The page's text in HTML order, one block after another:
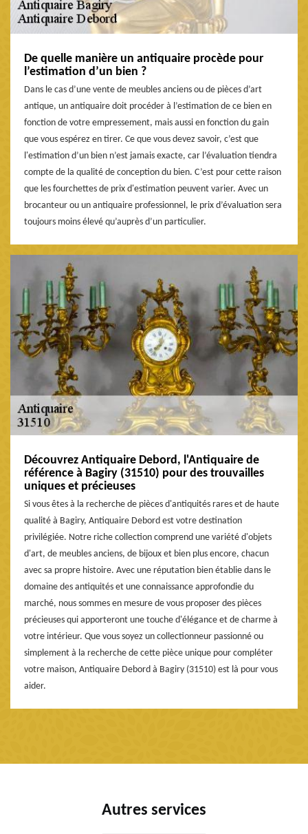
De quelle manière un antiquaire procède pour
l’estimation d’un bien ?
Dans le cas d’une vente de meubles anciens ou de pièces d’art
antique, un antiquaire doit procéder à l’estimation de ce bien en
fonction de votre empressement, mais aussi en fonction du gain
que vous espérez en tirer. Ce que vous devez savoir, c’est que
l'estimation d’un bien n’est jamais exacte, car l’évaluation tiendra
compte de la qualité de conception du bien. C’est pour cette raison
que les fourchettes de prix d'estimation peuvent varier. Avec un
brocanteur ou un antiquaire professionnel, le prix d’évaluation sera
toujours moins élevé qu’auprès d’un particulier.
Découvrez Antiquaire Debord, l'Antiquaire de
référence à Bagiry (31510) pour des trouvailles
uniques et précieuses
Si vous êtes à la recherche de pièces d'antiquités rares et de haute
qualité à Bagiry, Antiquaire Debord est votre destination
privilégiée. Notre riche collection comprend une variété d'objets
d'art, de meubles anciens, de bijoux et bien plus encore, chacun
avec sa propre histoire. Avec une réputation bien établie dans le
domaine des antiquités et une connaissance approfondie du
marché, nous sommes en mesure de vous proposer des pièces
précieuses qui apporteront une touche d'élégance et de charme à
votre intérieur. Que vous soyez un collectionneur passionné ou
simplement à la recherche de cette pièce unique pour compléter
votre maison, Antiquaire Debord à Bagiry (31510) est là pour vous
aider.
Autres services